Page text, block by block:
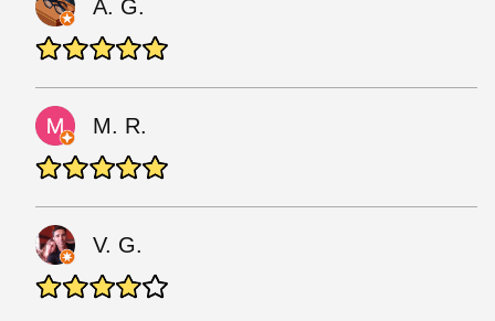
A. G.
M. R.
V. G.